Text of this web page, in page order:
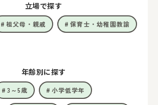
立場で探す
祖父母・親戚 保育士・幼稚園教諭
年齢別に探す
3～5歳 小学低学年